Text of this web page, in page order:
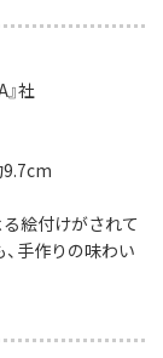
社
9.7cm
絵付けがされて
手作りの味わい